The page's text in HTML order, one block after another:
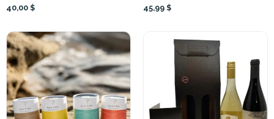
40,00 $ 45,99 $